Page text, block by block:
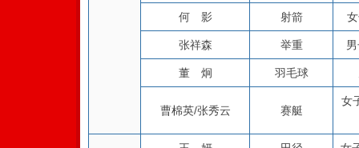
何 影 射箭
张祥森 举重
董 炯 羽毛球
曹棉英/张秀云 赛艇
女